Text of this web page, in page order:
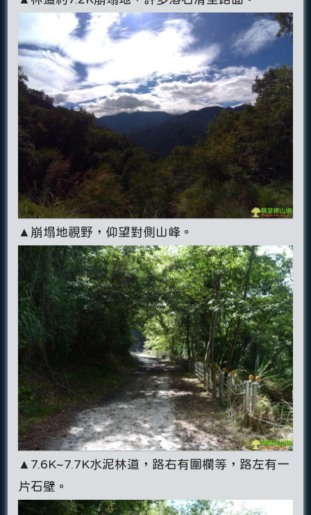
▲崩塌地視野，仰望對側山峰。
▲7.6K~7.7K水泥林道，路右有圍欄等，路左有一
片石壁。